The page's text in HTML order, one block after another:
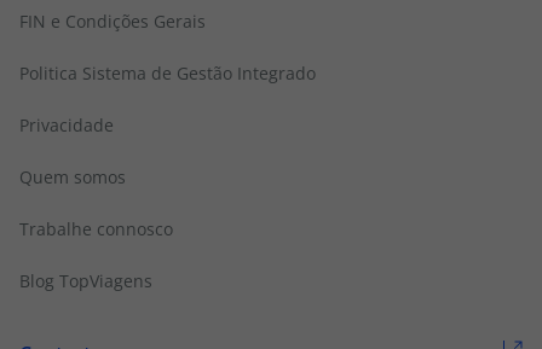
FIN e Condições Gerais
Politica Sistema de Gestão Integrado
Privacidade
Quem somos
Trabalhe connosco
Blog TopViagens